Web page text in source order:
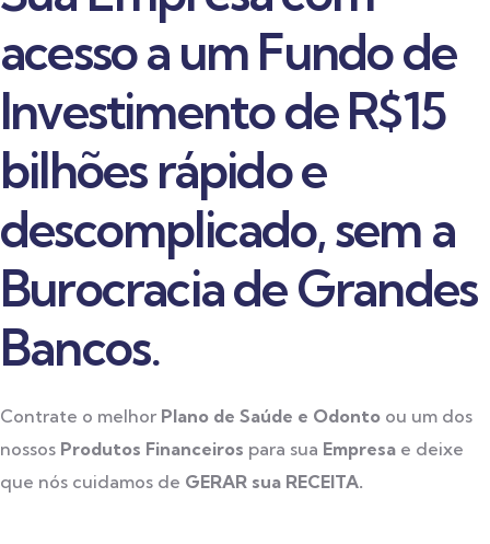
acesso a um Fundo de
Investimento de R$15
bilhões rápido e
descomplicado, sem a
Burocracia de Grandes
Bancos.
Contrate o melhor Plano de Saúde e Odonto ou um dos
nossos Produtos Financeiros para sua Empresa e deixe
que nós cuidamos de GERAR sua RECEITA.